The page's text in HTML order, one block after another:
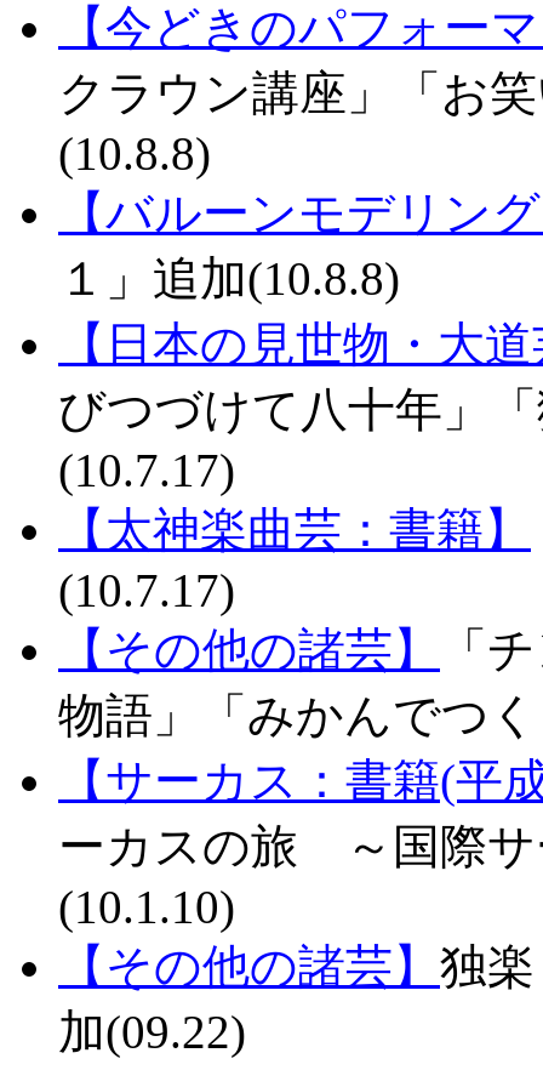
【今どきのパフォー
クラウン講座」「お
(10.8.8)
【バルーンモデリン
１」追加(10.8.8)
【日本の見世物・大
びつづけて八十年」
(10.7.17)
【太神楽曲芸：書籍】
(10.7.17)
【その他の諸芸】
「
物語」「みかんでつ
【サーカス：書籍(平
ーカスの旅 ～国際サ
(10.1.10)
【その他の諸芸】 独
加(09.22)